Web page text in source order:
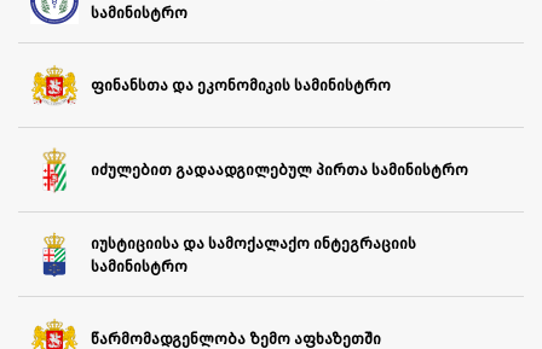
სამინისტრო
ფინანსთა და ეკონომიკის სამინისტრო
იძულებით გადაადგილებულ პირთა სამინისტრო
იუსტიციისა და სამოქალაქო ინტეგრაციის
სამინისტრო
წარმომადგენლობა ზემო აფხაზეთში